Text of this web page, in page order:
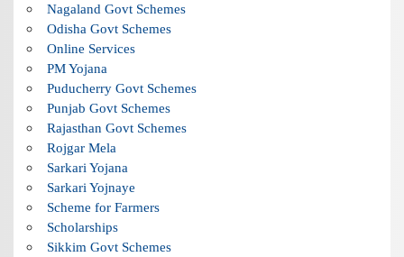
Nagaland Govt Schemes
Odisha Govt Schemes
Online Services
PM Yojana
Puducherry Govt Schemes
Punjab Govt Schemes
Rajasthan Govt Schemes
Rojgar Mela
Sarkari Yojana
Sarkari Yojnaye
Scheme for Farmers
Scholarships
Sikkim Govt Schemes